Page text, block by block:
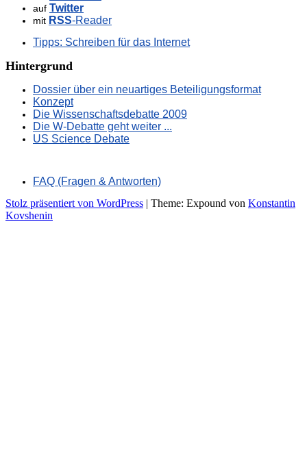
auf Twitter
mit RSS-Reader
Tipps: Schreiben für das Internet
Hintergrund
Dossier über ein neuartiges Beteiligungsformat
Konzept
Die Wissenschaftsdebatte 2009
Die W-Debatte geht weiter ...
US Science Debate
FAQ (Fragen & Antworten)
Stolz präsentiert von WordPress | Theme: Expound von Konstantin
Kovshenin